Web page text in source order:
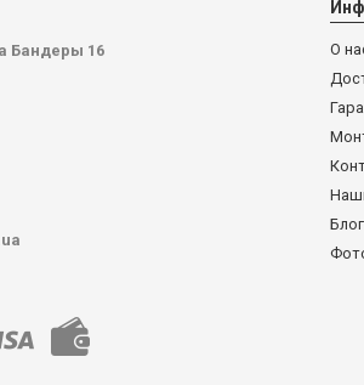
Бандеры 16
О
Блог